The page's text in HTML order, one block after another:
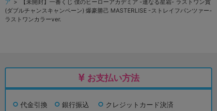
ア > 【未開封】一番くじ 僕のヒーローアカデミア -連なる星霜- ラストワン賞
(ダブルチャンスキャンペーン) 爆豪勝己 MASTERLISE -ストレイフパンツァー-
ラストワンカラーver.
お支払い方法
代金引換 銀行振込 クレジットカード決済